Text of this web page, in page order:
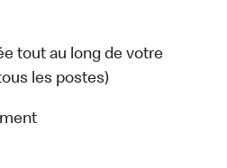
tout au long de votre
les postes)